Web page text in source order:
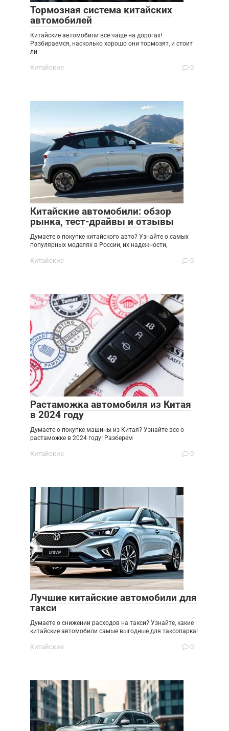
Тормозная система китайских
автомобилей
Китайские автомобили все чаще на дорогах!
Разбираемся, насколько хорошо они тормозят, и стоит
ли
Китайские 0
Китайские автомобили: обзор
рынка, тест-драйвы и отзывы
Думаете о покупке китайского авто? Узнайте о самых
популярных моделях в России, их надежности,
Китайские 0
Растаможка автомобиля из Китая
в 2024 году
Думаете о покупке машины из Китая? Узнайте все о
растаможке в 2024 году! Разберем
Китайские 0
Лучшие китайские автомобили для
такси
Думаете о снижении расходов на такси? Узнайте, какие
китайские автомобили самые выгодные для таксопарка!
Китайские 0